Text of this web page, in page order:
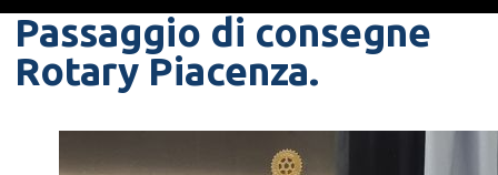
Passaggio di consegne
Rotary Piacenza.